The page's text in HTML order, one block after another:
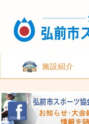
施設紹介